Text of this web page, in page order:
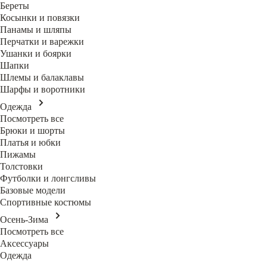
Береты
Косынки и повязки
Панамы и шляпы
Перчатки и варежки
Ушанки и боярки
Шапки
Шлемы и балаклавы
Шарфы и воротники
Одежда
Посмотреть все
Брюки и шорты
Платья и юбки
Пижамы
Толстовки
Футболки и лонгсливы
Базовые модели
Спортивные костюмы
Осень-Зима
Посмотреть все
Аксессуары
Одежда